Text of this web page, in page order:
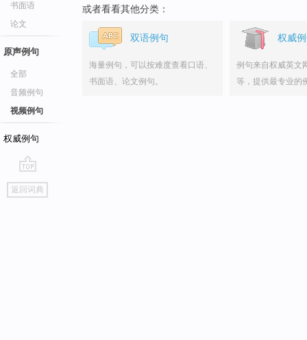
书面语
论文
原声例句
全部
音频例句
视频例句
权威例句
go
top
返回词典
或者看看其他分类：
双语例句
海量例句，可以按难度查看口语、
书面语、论文例句。
权威
例句来自权威英文
等，提供最专业的